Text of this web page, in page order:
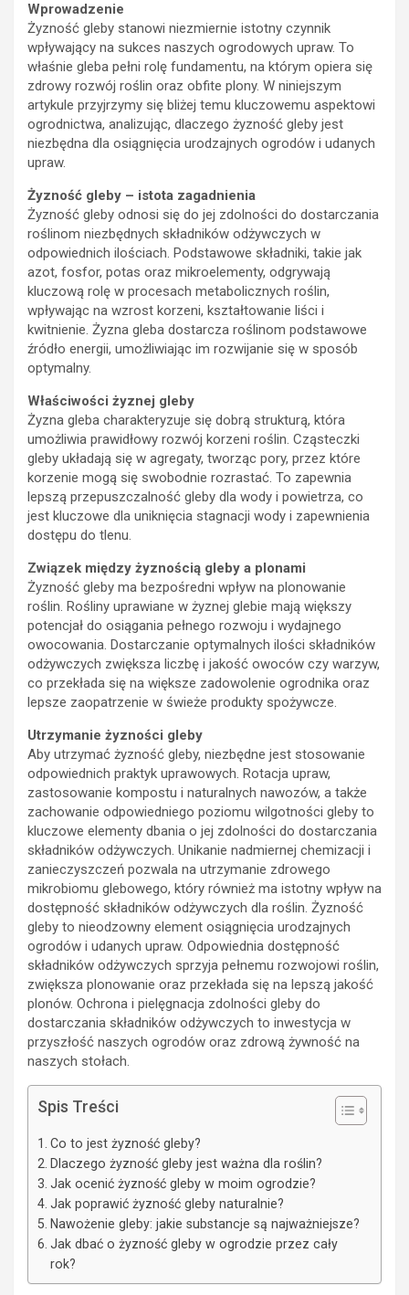
Wprowadzenie
Żyzność gleby stanowi niezmiernie istotny czynnik
wpływający na sukces naszych ogrodowych upraw. To
właśnie gleba pełni rolę fundamentu, na którym opiera się
zdrowy rozwój roślin oraz obfite plony. W niniejszym
artykule przyjrzymy się bliżej temu kluczowemu aspektowi
ogrodnictwa, analizując, dlaczego żyzność gleby jest
niezbędna dla osiągnięcia urodzajnych ogrodów i udanych
upraw.
Żyzność gleby – istota zagadnienia
Żyzność gleby odnosi się do jej zdolności do dostarczania
roślinom niezbędnych składników odżywczych w
odpowiednich ilościach. Podstawowe składniki, takie jak
azot, fosfor, potas oraz mikroelementy, odgrywają
kluczową rolę w procesach metabolicznych roślin,
wpływając na wzrost korzeni, kształtowanie liści i
kwitnienie. Żyzna gleba dostarcza roślinom podstawowe
źródło energii, umożliwiając im rozwijanie się w sposób
optymalny.
Właściwości żyznej gleby
Żyzna gleba charakteryzuje się dobrą strukturą, która
umożliwia prawidłowy rozwój korzeni roślin. Cząsteczki
gleby układają się w agregaty, tworząc pory, przez które
korzenie mogą się swobodnie rozrastać. To zapewnia
lepszą przepuszczalność gleby dla wody i powietrza, co
jest kluczowe dla uniknięcia stagnacji wody i zapewnienia
dostępu do tlenu.
Związek między żyznością gleby a plonami
Żyzność gleby ma bezpośredni wpływ na plonowanie
roślin. Rośliny uprawiane w żyznej glebie mają większy
potencjał do osiągania pełnego rozwoju i wydajnego
owocowania. Dostarczanie optymalnych ilości składników
odżywczych zwiększa liczbę i jakość owoców czy warzyw,
co przekłada się na większe zadowolenie ogrodnika oraz
lepsze zaopatrzenie w świeże produkty spożywcze.
Utrzymanie żyzności gleby
Aby utrzymać żyzność gleby, niezbędne jest stosowanie
odpowiednich praktyk uprawowych. Rotacja upraw,
zastosowanie kompostu i naturalnych nawozów, a także
zachowanie odpowiedniego poziomu wilgotności gleby to
kluczowe elementy dbania o jej zdolności do dostarczania
składników odżywczych. Unikanie nadmiernej chemizacji i
zanieczyszczeń pozwala na utrzymanie zdrowego
mikrobiomu glebowego, który również ma istotny wpływ na
dostępność składników odżywczych dla roślin. Żyzność
gleby to nieodzowny element osiągnięcia urodzajnych
ogrodów i udanych upraw. Odpowiednia dostępność
składników odżywczych sprzyja pełnemu rozwojowi roślin,
zwiększa plonowanie oraz przekłada się na lepszą jakość
plonów. Ochrona i pielęgnacja zdolności gleby do
dostarczania składników odżywczych to inwestycja w
przyszłość naszych ogrodów oraz zdrową żywność na
naszych stołach.
Spis Treści
Co to jest żyzność gleby?
Dlaczego żyzność gleby jest ważna dla roślin?
Jak ocenić żyzność gleby w moim ogrodzie?
Jak poprawić żyzność gleby naturalnie?
Nawożenie gleby: jakie substancje są najważniejsze?
Jak dbać o żyzność gleby w ogrodzie przez cały
rok?